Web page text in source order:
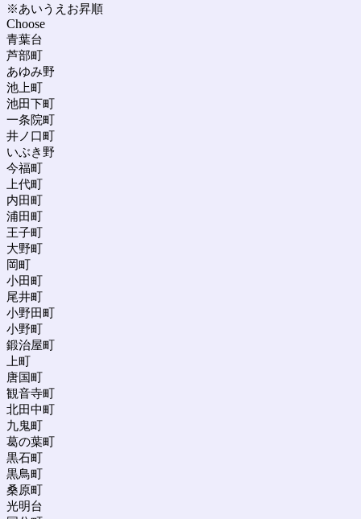
※あいうえお昇順
Choose
青葉台
芦部町
あゆみ野
池上町
池田下町
一条院町
井ノ口町
いぶき野
今福町
上代町
内田町
浦田町
王子町
大野町
岡町
小田町
尾井町
小野田町
小野町
鍛治屋町
上町
唐国町
観音寺町
北田中町
九鬼町
葛の葉町
黒石町
黒鳥町
桑原町
光明台